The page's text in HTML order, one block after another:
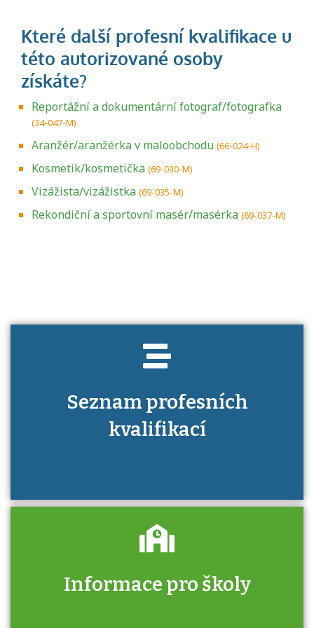
Reportážní a dokumentární fotograf/fotografka
(34-047-M)
Aranžér/aranžérka v maloobchodu (66-024-H)
Kosmetik/kosmetička (69-030-M)
Vizážista/vizážistka (69-035-M)
Rekondiční a sportovní masér/masérka (69-037-M)
Seznam profesních
kvalifikací
Projděte si seznam profesních kvalifikací.
Informace pro školy
Zjistěte, jak se přihlásit ke zkoušce a kde